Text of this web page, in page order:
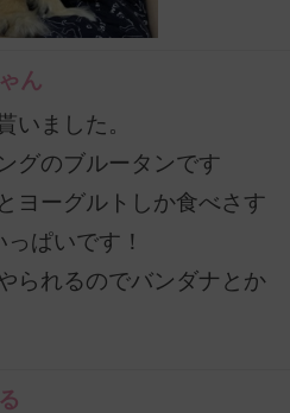
ん
いました。
グのブルータンです
ヨーグルトしか食べさす
ぱいです！
られるのでバンダナとか